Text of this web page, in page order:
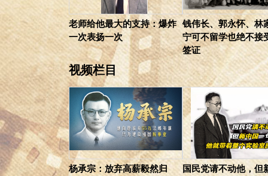
老师给他最大的支持：爆炸
一次表扬一次
钱伟长、郭永怀、林
宁可不留学也绝不接
签证
视频栏目
杨承宗：放弃高薪毅然归
国民党请不动他，但